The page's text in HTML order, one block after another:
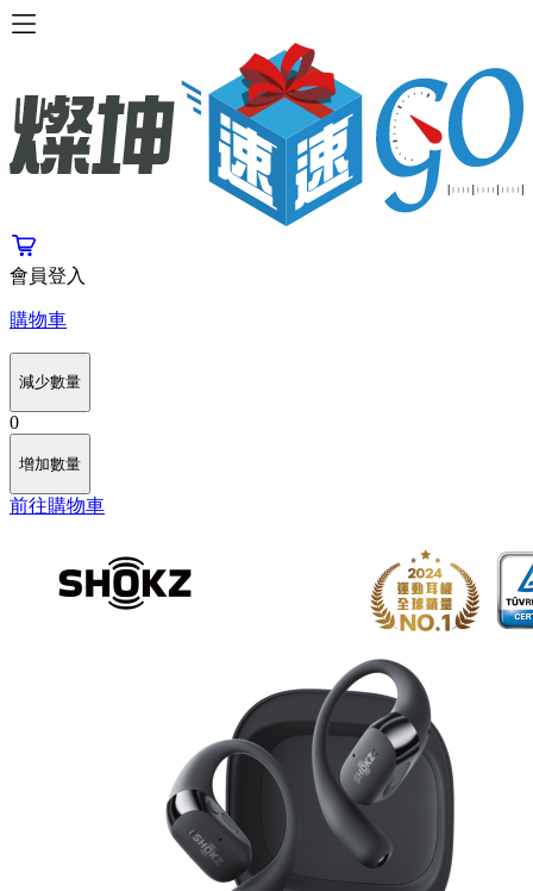
會員登入
購物車
減少數量
0
增加數量
前往購物車